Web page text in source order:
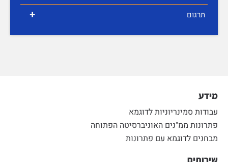
+ תרגום
מידע
עבודות סמינריוניות לדוגמא
פתרונות ממ"נים האוניברסיטה הפתוחה
מבחנים לדוגמא עם פתרונות
שירותים